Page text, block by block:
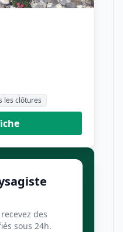
les clôtures
des
sous 24h.